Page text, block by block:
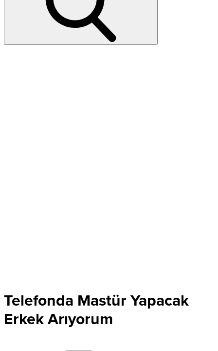
Telefonda Mastür Yapacak
Erkek Arıyorum